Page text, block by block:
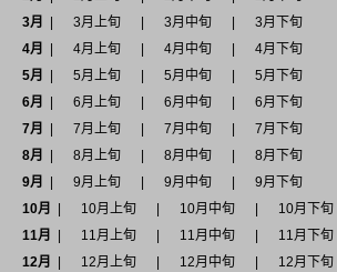
3月
3月上旬 3月中旬
3月下旬
4月
4月上旬 4月中旬
4月下旬
5月
5月上旬 5月中旬
5月下旬
6月
6月上旬 6月中旬
6月下旬
7月
7月上旬 7月中旬
7月下旬
8月
8月上旬 8月中旬
8月下旬
9月
9月上旬 9月中旬
9月下旬
10月
10月上旬 10月中旬
10月下
11月
11月上旬 11月中旬
11月下
12月
12月上旬 12月中旬 12月下